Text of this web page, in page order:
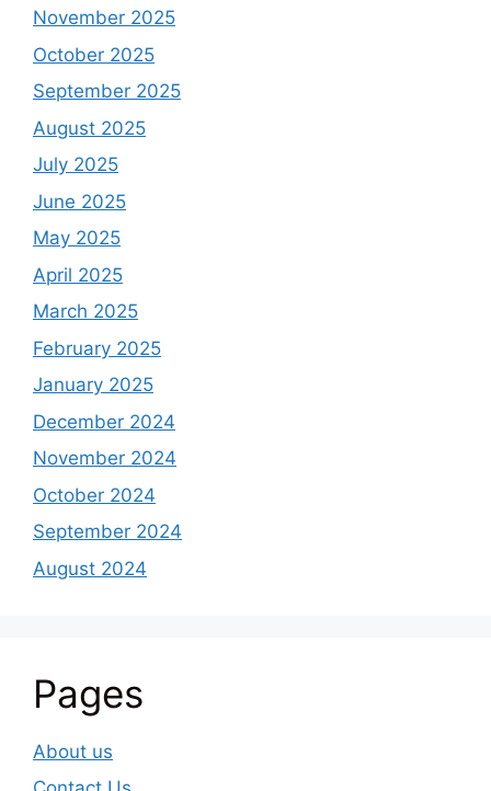
November 2025
October 2025
September 2025
August 2025
July 2025
June 2025
May 2025
April 2025
March 2025
February 2025
January 2025
December 2024
November 2024
October 2024
September 2024
August 2024
Pages
About us